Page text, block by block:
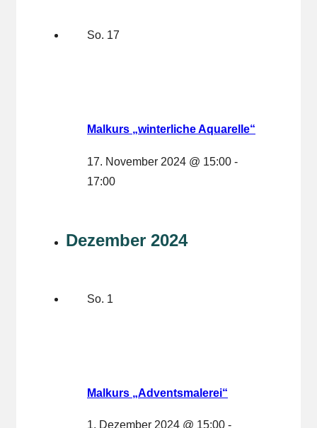
So. 17
Malkurs „winterliche Aquarelle“
17. November 2024 @ 15:00 -
17:00
Dezember 2024
So. 1
Malkurs „Adventsmalerei“
1. Dezember 2024 @ 15:00 -